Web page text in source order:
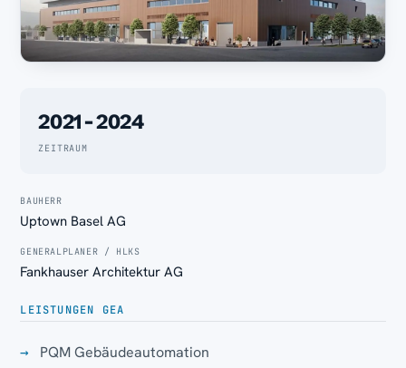
2021 - 2024
ZEITRAUM
BAUHERR
Uptown Basel AG
GENERALPLANER / HLKS
Fankhauser Architektur AG
LEISTUNGEN GEA
PQM Gebäudeautomation